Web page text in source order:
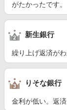
がたかったです。
新生銀行
繰り上げ返済が
りそな銀行
金利が低い。返